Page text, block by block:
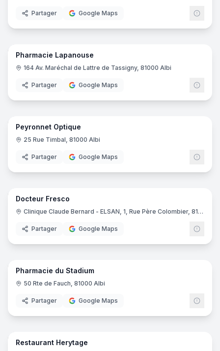
Partager Google Maps
Pharmacie
12
Pharmacie Lapanouse
164 Av. Maréchal de Lattre de Tassigny, 81000 Albi
Partager Google Maps
Opticien
10
Peyronnet Optique
25 Rue Timbal, 81000 Albi
Partager Google Maps
Praticien
8
Docteur Fresco
Clinique Claude Bernard - ELSAN, 1, Rue Père Colombier, 81030 Albi
Partager Google Maps
Pharmacie
6
Pharmacie du Stadium
50 Rte de Fauch, 81000 Albi
Partager Google Maps
Restaurant
8
Restaurant Herytage